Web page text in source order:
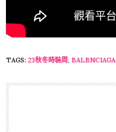
TAGS: 23秋冬時裝周 , BALENCIAGA